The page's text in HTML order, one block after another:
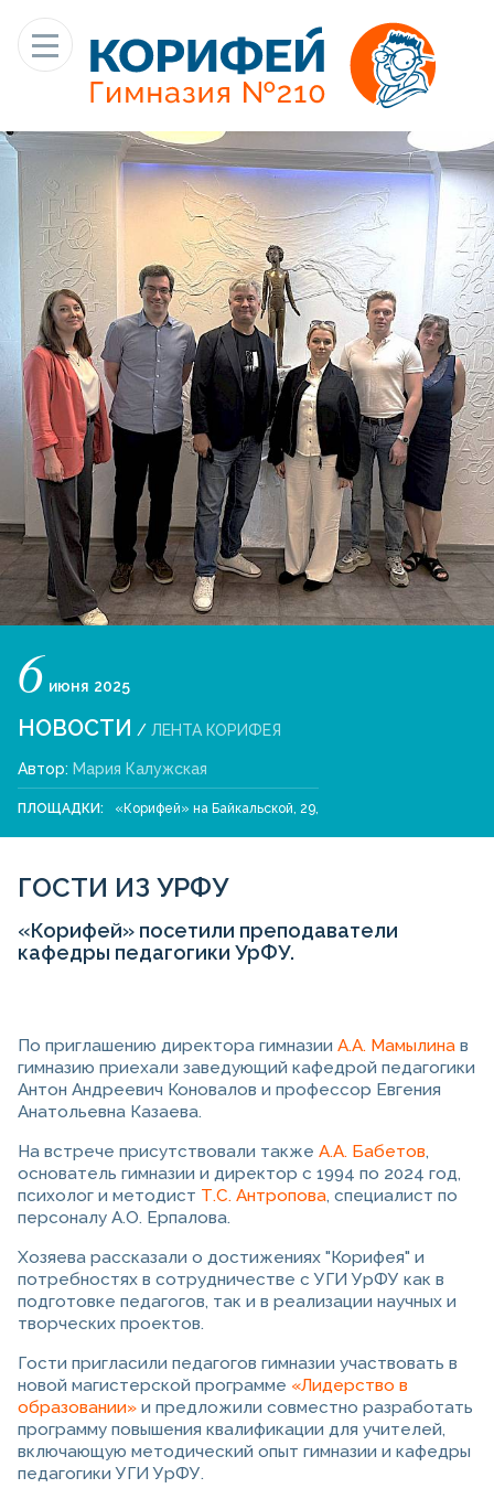
6 июня 2025
НОВОСТИ / ЛЕНТА КОРИФЕЯ
Автор: Мария Калужская
ПЛОЩАДКИ: «Корифей» на Байкальской, 29,
ГОСТИ ИЗ УРФУ
«Корифей» посетили преподаватели
кафедры педагогики УрФУ.
По приглашению директора гимназии А.А. Мамылина в
гимназию приехали заведующий кафедрой педагогики
Антон Андреевич Коновалов и профессор Евгения
Анатольевна Казаева.
На встрече присутствовали также А.А. Бабетов,
основатель гимназии и директор с 1994 по 2024 год,
психолог и методист Т.С. Антропова, специалист по
персоналу А.О. Ерпалова.
Хозяева рассказали о достижениях "Корифея" и
потребностях в сотрудничестве с УГИ УрФУ как в
подготовке педагогов, так и в реализации научных и
творческих проектов.
Гости пригласили педагогов гимназии участвовать в
новой магистерской программе «Лидерство в
образовании» и предложили совместно разработать
программу повышения квалификации для учителей,
включающую методический опыт гимназии и кафедры
педагогики УГИ УрФУ.